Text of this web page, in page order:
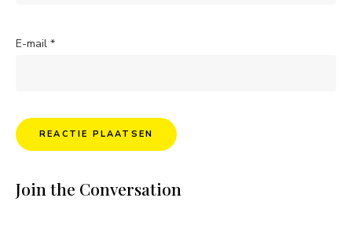
E-mail *
Join the Conversation